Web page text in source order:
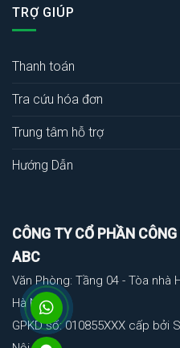
TRỢ GIÚP
Thanh toán
Tra cứu hóa đơn
Trung tâm hỗ trợ
Hướng Dẫn
CÔNG TY CỔ PHẦN
ABC
Văn Phòng: Tầng 04 - Tòa nhà
Hà Nội
GPKD số: 010855XXX cấp bởi